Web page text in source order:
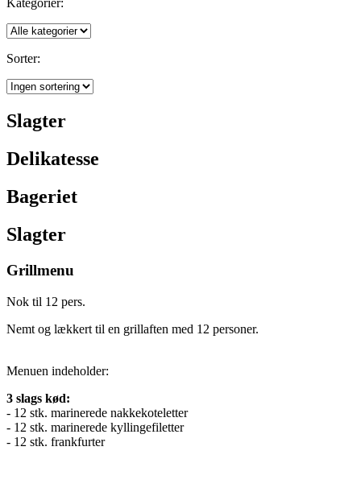
Kategorier:
Sorter:
Slagter
Delikatesse
Bageriet
Slagter
Grillmenu
Nok til 12 pers.
Nemt og lækkert til en grillaften med 12 personer.
Menuen indeholder:
3 slags kød:
- 12 stk. marinerede nakkekoteletter
- 12 stk. marinerede kyllingefiletter
- 12 stk. frankfurter